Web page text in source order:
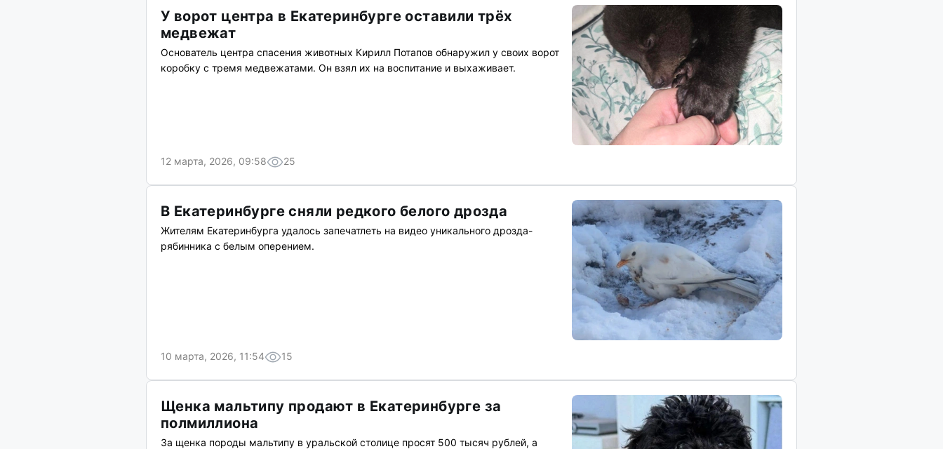
У ворот центра в Екатеринбурге оставили трёх
медвежат
Основатель центра спасения животных Кирилл Потапов обнаружил у своих ворот
коробку с тремя медвежатами. Он взял их на воспитание и выхаживает.
12 марта, 2026, 09:58 25
В Екатеринбурге сняли редкого белого дрозда
Жителям Екатеринбурга удалось запечатлеть на видео уникального дрозда-
рябинника с белым оперением.
10 марта, 2026, 11:54 15
Щенка мальтипу продают в Екатеринбурге за
полмиллиона
За щенка породы мальтипу в уральской столице просят 500 тысяч рублей, а